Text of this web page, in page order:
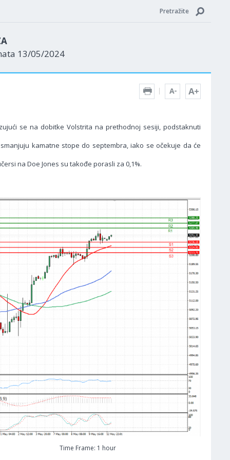
Pretražite
13/05/2024
se na dobitke Volstrita na prethodnoj sesiji, podstaknuti
kamatne stope do septembra, iako se očekuje da će
na Doe Jones su takođe porasli za 0,1%.
Time Frame: 1 hour